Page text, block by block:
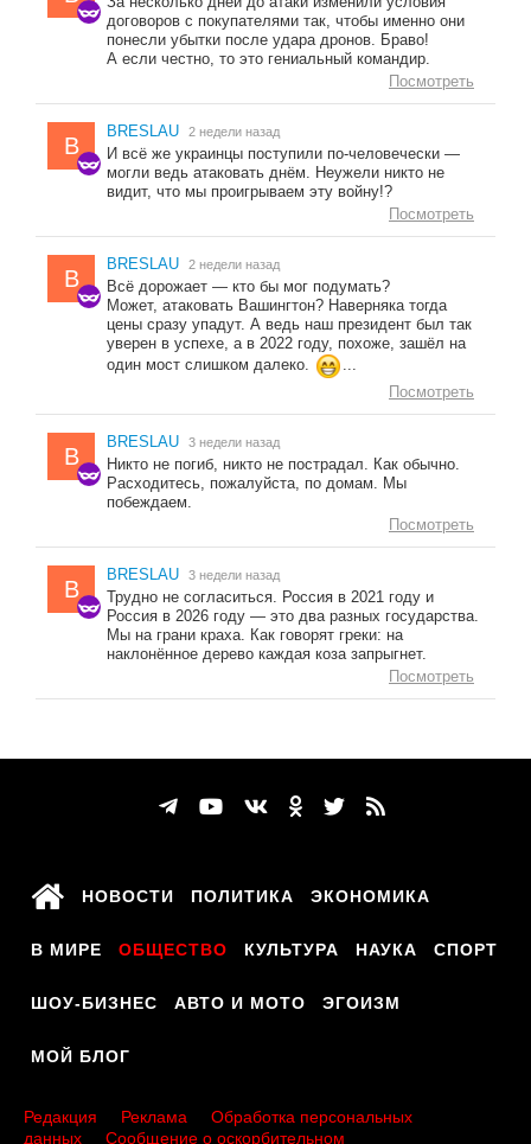
договоров с покупателями так, чтобы именно они
понесли убытки после удара дронов. Браво!
А если честно, то это гениальный командир.
Посмотреть
B
BRESLAU 2 недели назад
И всё же украинцы поступили по-человечески —
могли ведь атаковать днём. Неужели никто не
видит, что мы проигрываем эту войну!?
Посмотреть
B
BRESLAU 2 недели назад
Всё дорожает — кто бы мог подумать?
Может, атаковать Вашингтон? Наверняка тогда
цены сразу упадут. А ведь наш президент был так
уверен в успехе, а в 2022 году, похоже, зашёл на
один мост слишком далеко.
...
Посмотреть
B
BRESLAU 3 недели назад
Никто не погиб, никто не пострадал. Как обычно.
Расходитесь, пожалуйста, по домам. Мы
побеждаем.
Посмотреть
B
BRESLAU 3 недели назад
Трудно не согласиться. Россия в 2021 году и
Россия в 2026 году — это два разных государства.
Мы на грани краха. Как говорят греки: на
наклонённое дерево каждая коза запрыгнет.
Посмотреть
НОВОСТИ ПОЛИТИКА ЭКОНОМИКА
В МИРЕ ОБЩЕСТВО КУЛЬТУРА НАУКА СПОРТ
ШОУ-БИЗНЕС АВТО И МОТО ЭГОИЗМ
МОЙ БЛОГ
Редакция Реклама
Обработка персональных
данных
Сообщение о оскорбительном